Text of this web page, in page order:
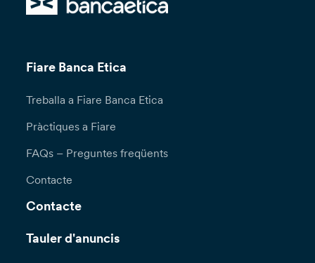
Fiare Banca Etica
Treballa a Fiare Banca Etica
Pràctiques a Fiare
FAQs – Preguntes freqüents
Contacte
Contacte
Tauler d'anuncis